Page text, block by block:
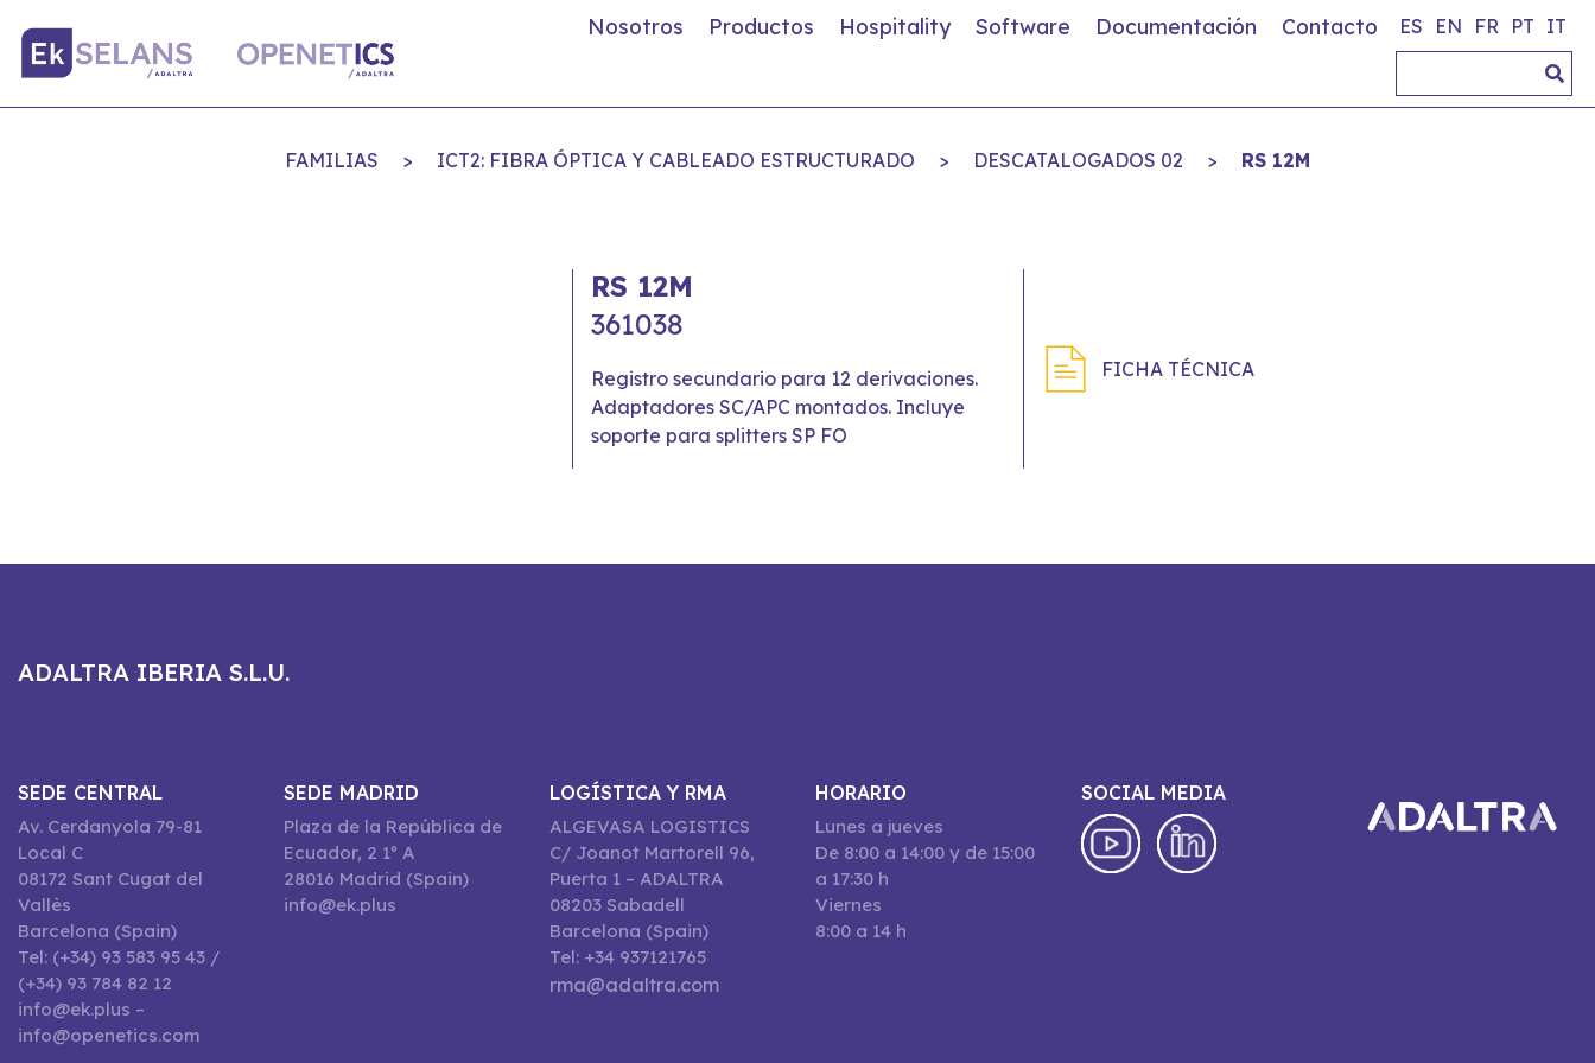
Nosotros Productos Hospitality Software Documentación Contacto ES EN FR PT IT
FAMILIAS > ICT2: FIBRA ÓPTICA Y CABLEADO ESTRUCTURADO > DESCATALOGADOS 02 > RS 12M
RS 12M
361038
Registro secundario para 12 derivaciones.
Adaptadores SC/APC montados. Incluye
soporte para splitters SP FO
FICHA TÉCNICA
ADALTRA IBERIA S.L.U.
SEDE CENTRAL
Av. Cerdanyola 79-81
Local C
08172 Sant Cugat del
Vallès
Barcelona (Spain)
Tel: (+34) 93 583 95 43 /
(+34) 93 784 82 12
info@ek.plus –
info@openetics.com
SEDE MADRID
Plaza de la República de
Ecuador, 2 1º A
28016 Madrid (Spain)
info@ek.plus
LOGÍSTICA Y RMA
ALGEVASA LOGISTICS
C/ Joanot Martorell 96,
Puerta 1 – ADALTRA
08203 Sabadell
Barcelona (Spain)
Tel: +34 937121765
rma@adaltra.com
HORARIO
Lunes a jueves
De 8:00 a 14:00 y de 15:00
a 17:30 h
Viernes
8:00 a 14 h
SOCIAL MEDIA